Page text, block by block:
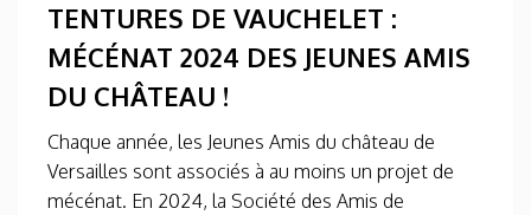
TENTURES DE VAUCHELET :
MÉCÉNAT 2024 DES JEUNES AMIS
DU CHÂTEAU !
Chaque année, les Jeunes Amis du château de
Versailles sont associés à au moins un projet de
mécénat. En 2024, la Société des Amis de